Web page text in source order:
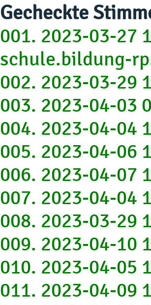
Gecheckte
001. 2023-03-27
schule.bildung-
002. 2023-03-29
003. 2023-04-03
004. 2023-04-04
005. 2023-04-06
006. 2023-04-07
007. 2023-04-04
008. 2023-03-29
009. 2023-04-10
010. 2023-04-05
011. 2023-04-09